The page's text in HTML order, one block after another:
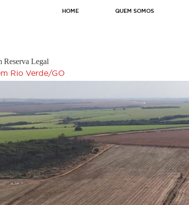
HOME QUEM SOMOS
Reserva Legal
Rio Verde/GO